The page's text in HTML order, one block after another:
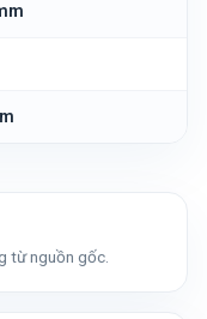
từ nguồn gốc.